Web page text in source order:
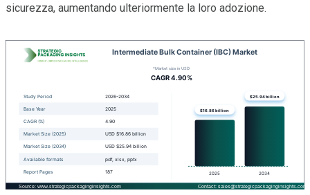
sicurezza, aumentando ulteriormente la loro adozione.